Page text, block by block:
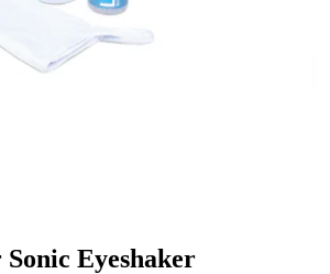
Eyeshaker